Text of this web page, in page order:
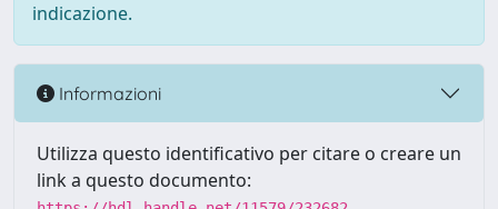
indicazione.
Informazioni
Utilizza questo identificativo per citare o creare un
link a questo documento: